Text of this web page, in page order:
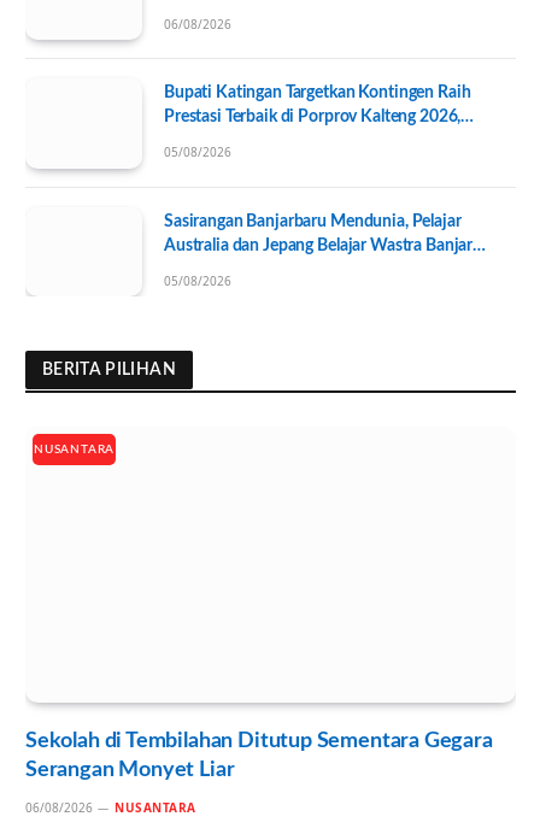
06/08/2026
Bupati Katingan Targetkan Kontingen Raih
Prestasi Terbaik di Porprov Kalteng 2026,
05/08/2026
Sasirangan Banjarbaru Mendunia, Pelajar
Australia dan Jepang Belajar Wastra Banjar
05/08/2026
BERITA PILIHAN
NUSANTARA
Sekolah di Tembilahan Ditutup Sementara Gegara
Serangan Monyet Liar
06/08/2026 NUSANTARA